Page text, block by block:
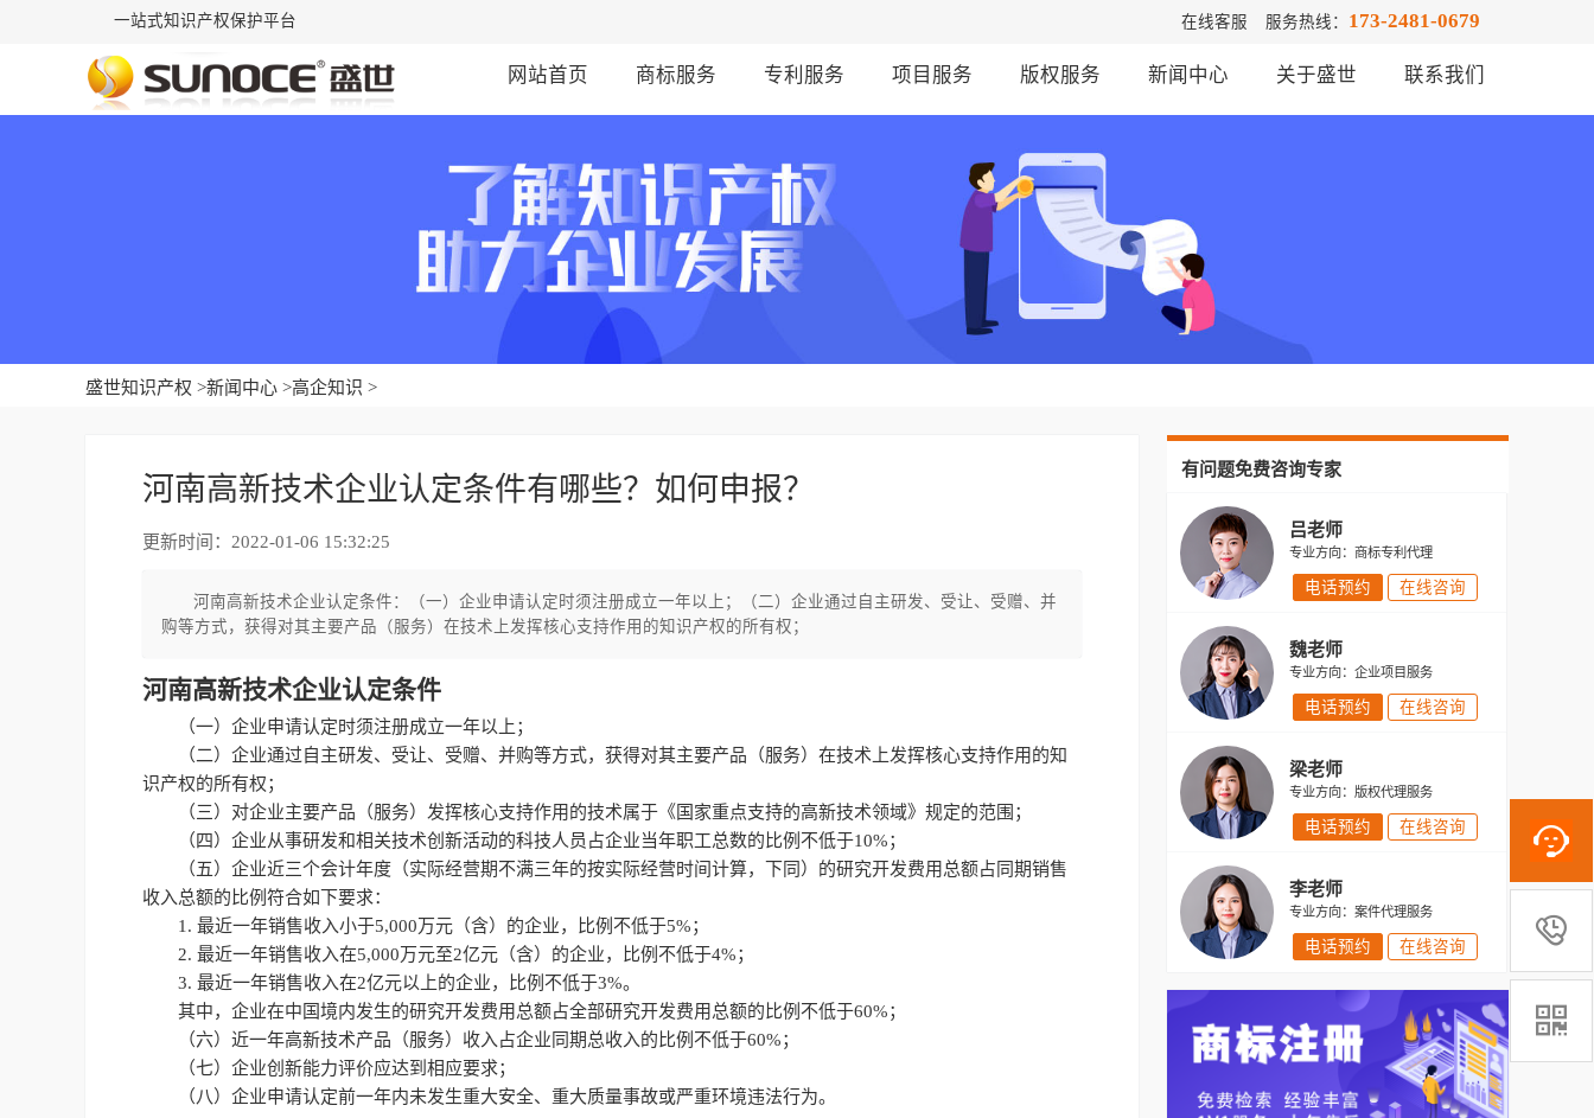
一站式知识产权保护平台 在线客服 服务热线： 173-2481-0679
网站首页 商标服务 专利服务 项目服务 版权服务 新闻中心 关于盛世 联系我们
盛世知识产权 >新闻中心 >高企知识 >
河南高新技术企业认定条件有哪些？如何申报？
更新时间：2022-01-06 15:32:25
河南高新技术企业认定条件：（一）企业申请认定时须注册成立一年以上；（二）企业通过自主研发、受让、受赠、并
购等方式，获得对其主要产品（服务）在技术上发挥核心支持作用的知识产权的所有权；
河南高新技术企业认定条件
（一）企业申请认定时须注册成立一年以上；
（二）企业通过自主研发、受让、受赠、并购等方式，获得对其主要产品（服务）在技术上发挥核心支持作用的知
识产权的所有权；
（三）对企业主要产品（服务）发挥核心支持作用的技术属于《国家重点支持的高新技术领域》规定的范围；
（四）企业从事研发和相关技术创新活动的科技人员占企业当年职工总数的比例不低于10%；
（五）企业近三个会计年度（实际经营期不满三年的按实际经营时间计算，下同）的研究开发费用总额占同期销售
收入总额的比例符合如下要求：
1. 最近一年销售收入小于5,000万元（含）的企业，比例不低于5%；
2. 最近一年销售收入在5,000万元至2亿元（含）的企业，比例不低于4%；
3. 最近一年销售收入在2亿元以上的企业，比例不低于3%。
其中，企业在中国境内发生的研究开发费用总额占全部研究开发费用总额的比例不低于60%；
（六）近一年高新技术产品（服务）收入占企业同期总收入的比例不低于60%；
（七）企业创新能力评价应达到相应要求；
（八）企业申请认定前一年内未发生重大安全、重大质量事故或严重环境违法行为。
有问题免费咨询专家
吕老师
专业方向：商标专利代理
电话预约 在线咨询
魏老师
专业方向：企业项目服务
电话预约 在线咨询
梁老师
专业方向：版权代理服务
电话预约 在线咨询
李老师
专业方向：案件代理服务
电话预约 在线咨询

